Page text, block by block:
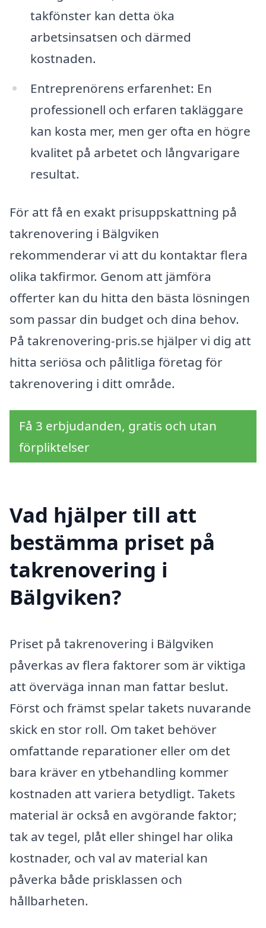
takfönster kan detta öka
arbetsinsatsen och därmed
kostnaden.
Entreprenörens erfarenhet: En
professionell och erfaren takläggare
kan kosta mer, men ger ofta en högre
kvalitet på arbetet och långvarigare
resultat.
För att få en exakt prisuppskattning på
takrenovering i Bälgviken
rekommenderar vi att du kontaktar flera
olika takfirmor. Genom att jämföra
offerter kan du hitta den bästa lösningen
som passar din budget och dina behov.
På takrenovering-pris.se hjälper vi dig att
hitta seriösa och pålitliga företag för
takrenovering i ditt område.
Få 3 erbjudanden, gratis och utan
förpliktelser
Vad hjälper till att
bestämma priset på
takrenovering i
Bälgviken?
Priset på takrenovering i Bälgviken
påverkas av flera faktorer som är viktiga
att överväga innan man fattar beslut.
Först och främst spelar takets nuvarande
skick en stor roll. Om taket behöver
omfattande reparationer eller om det
bara kräver en ytbehandling kommer
kostnaden att variera betydligt. Takets
material är också en avgörande faktor;
tak av tegel, plåt eller shingel har olika
kostnader, och val av material kan
påverka både prisklassen och
hållbarheten.